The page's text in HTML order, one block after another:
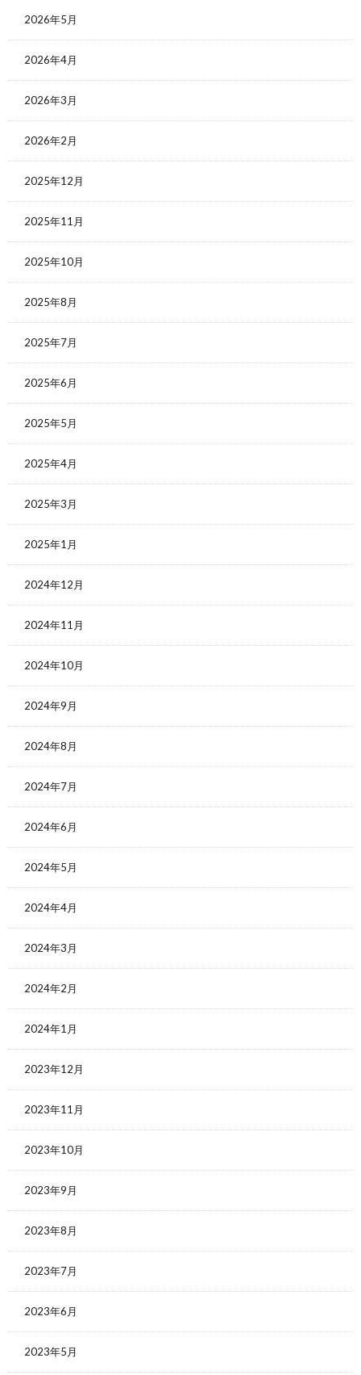
2026年5月
2026年4月
2026年3月
2026年2月
2025年12月
2025年11月
2025年10月
2025年8月
2025年7月
2025年6月
2025年5月
2025年4月
2025年3月
2025年1月
2024年12月
2024年11月
2024年10月
2024年9月
2024年8月
2024年7月
2024年6月
2024年5月
2024年4月
2024年3月
2024年2月
2024年1月
2023年12月
2023年11月
2023年10月
2023年9月
2023年8月
2023年7月
2023年6月
2023年5月